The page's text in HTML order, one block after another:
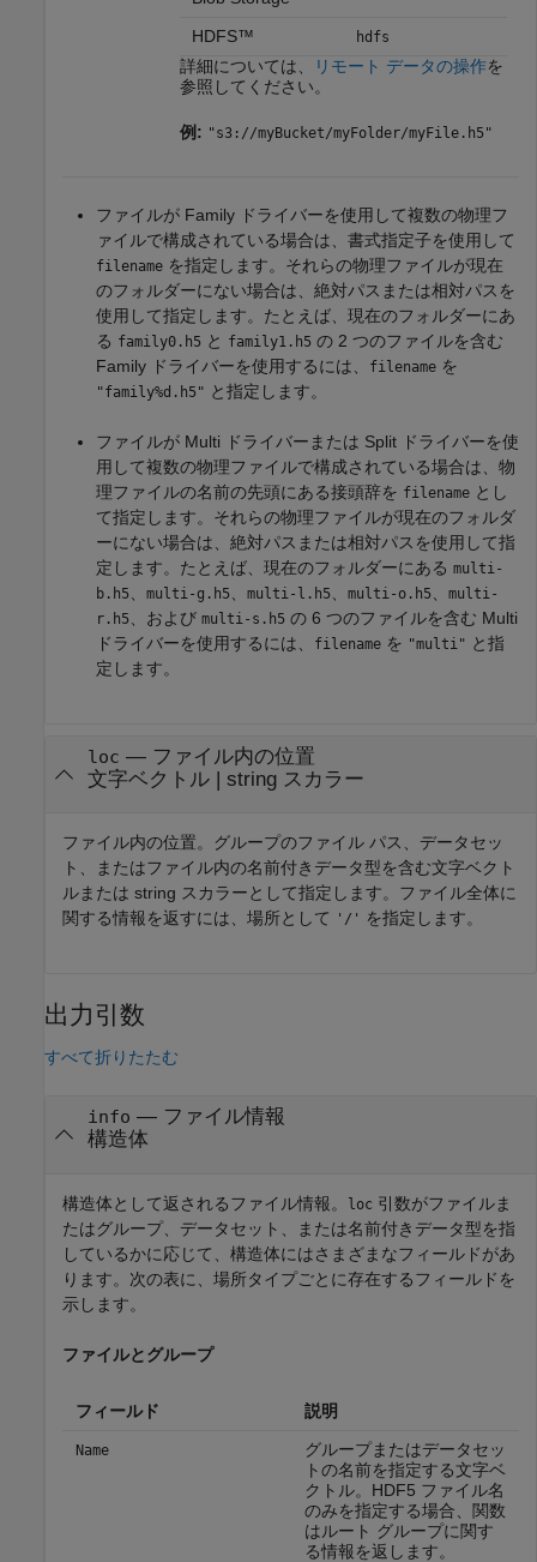
HDFS™
hdfs
詳細については、 リモート データの操作を
参照してください。
例: "s3://myBucket/myFolder/myFile.h5"
ファイルが Family ドライバーを使用して複数の物理フ
ァイルで構成されている場合は、書式指定子を使用して
filename を指定します。それらの物理ファイルが現在
のフォルダーにない場合は、絶対パスまたは相対パスを
使用して指定します。たとえば、現在のフォルダーにあ
る family0.h5 と family1.h5 の 2 つのファイルを含む
Family ドライバーを使用するには、
filename を
"family%d.h5" と指定します。
ファイルが Multi ドライバーまたは Split ドライバーを使
用して複数の物理ファイルで構成されている場合は、物
理ファイルの名前の先頭にある接頭辞を filename とし
て指定します。それらの物理ファイルが現在のフォルダ
ーにない場合は、絶対パスまたは相対パスを使用して指
定します。たとえば、現在のフォルダーにある multi-
b.h5
multi-g.h5 multi-l.h5 multi-o.h5
multi-
r.h5
、および multi-s.h5 の 6 つのファイルを含む Multi
ドライバーを使用するには、
filename を "multi" と指
定します。
loc — ファイル内の位置
文字ベクトル| string スカラー
ファイル内の位置。グループのファイル パス、データセッ
ト、またはファイル内の名前付きデータ型を含む文字ベクト
ルまたは string スカラーとして指定します。ファイル全体に
関する情報を返すには、場所として
'/' を指定します。
出力引数
すべて折りたたむ
info — ファイル情報
構造体
構造体として返されるファイル情報。 loc 引数がファイルま
たはグループ、データセット、または名前付きデータ型を指
しているかに応じて、構造体にはさまざまなフィールドがあ
ります。次の表に、場所タイプごとに存在するフィールドを
示します。
ファイルとグループ
フィールド 説明
Name
グループまたはデータセッ
トの名前を指定する文字ベ
クトル。HDF5 ファイル名
のみを指定する場合、関数
はルート グループに関す
る情報を返します。